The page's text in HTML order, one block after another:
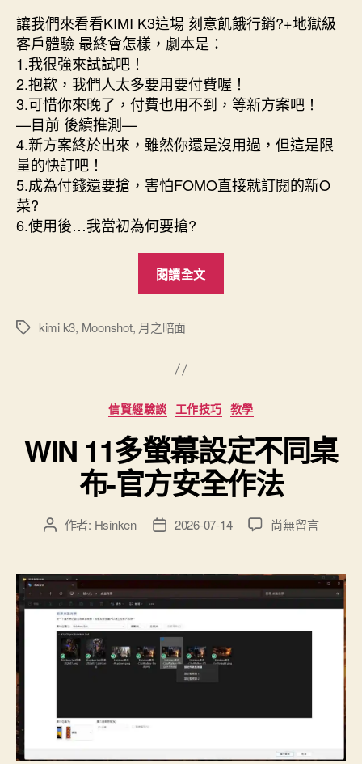
讓我們來看看KIMI K3這場 刻意飢餓行銷?+地獄級
客戶體驗 最終會怎樣，劇本是：
1.我很強來試試吧！
2.抱歉，我們人太多要用要付費喔！
3.可惜你來晚了，付費也用不到，等新方案吧！
—目前 後續推測—
4.新方案終於出來，雖然你還是沒用過，但這是限
量的快訂吧！
5.成為付錢還要搶，害怕FOMO直接就訂閱的新O
菜?
6.使用後…我當初為何要搶?
閱讀全文
餓
銷?
地
獄
級
客
戶
標
kimi k3, Moonshot, 月之暗面
分
類
信賢經驗談 工作技巧 教學
WIN 11多螢幕設定不同桌
布-官方安全作法
文
者
作者: Hsinken
文
佈
日
期
2026-07-14
在
多
螢
幕
設
布-
方
尚無留言